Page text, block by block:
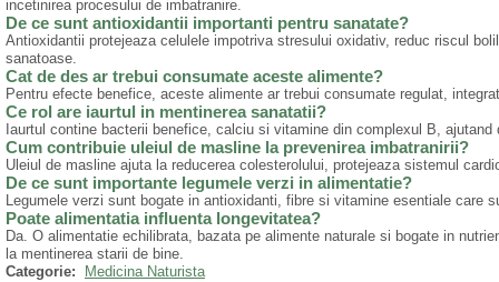
incetinirea procesului de imbatranire.
De ce sunt antioxidantii importanti pentru sanatate?
Antioxidantii protejeaza celulele impotriva stresului oxidativ, reduc riscul
sanatoase.
Cat de des ar trebui consumate aceste alimente?
Pentru efecte benefice, aceste alimente ar trebui consumate regulat,
Ce rol are iaurtul in mentinerea sanatatii?
Iaurtul contine bacterii benefice, calciu si vitamine din complexul B,
Cum contribuie uleiul de masline la prevenirea imbatranirii?
Uleiul de masline ajuta la reducerea colesterolului, protejeaza sistemul
De ce sunt importante legumele verzi in alimentatie?
Legumele verzi sunt bogate in antioxidanti, fibre si vitamine esentiale care
Poate alimentatia influenta longevitatea?
Da. O alimentatie echilibrata, bazata pe alimente naturale si bogate in
la mentinerea starii de bine.
Categorie:
Medicina Naturista